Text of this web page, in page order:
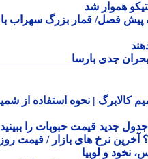
هموار شد
فصل/ قمار بزرگ سهراب با
جدی بارسا
| نحوه استفاده از شمیم
قیمت حبوبات را ببینید /
نرخ های بازار / قیمت روز
و لوبیا